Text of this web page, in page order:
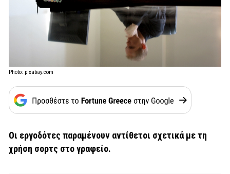
Photo: pixabay.com
Οι εργοδότες παραμένουν αντίθετοι σχετικά με τη
χρήση σορτς στο γραφείο.